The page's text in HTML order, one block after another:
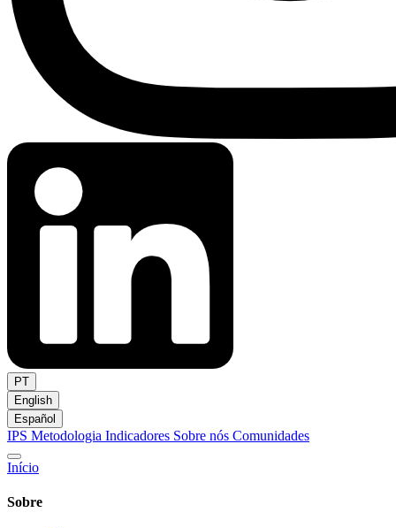
PT
English
Español
IPS Metodologia Indicadores Sobre nós Comunidades
Início
Sobre